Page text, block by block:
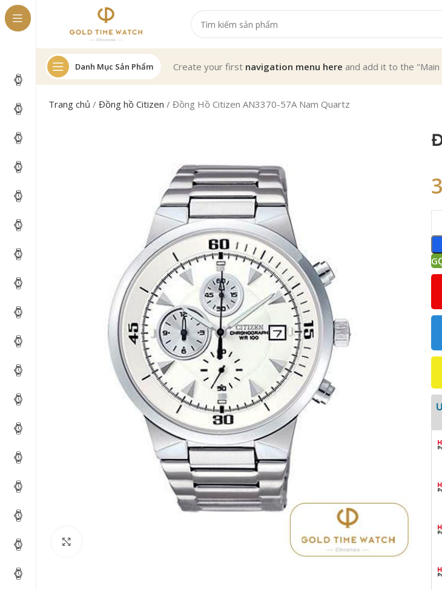
Danh Mục Sản Phẩm Create your first navigation menu here and add it to the "Main
Trang chủ /Đồng hồ Citizen /Đồng Hồ Citizen AN3370-57A Nam Quartz